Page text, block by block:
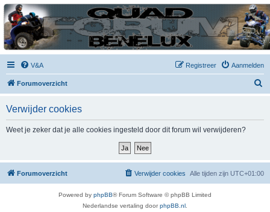
| QFB |
Hét quadforum van de Benelux
V&A Aanmelden
Registreer
Forumoverzicht
Verwijder cookies
Weet je zeker dat je alle cookies ingesteld door dit forum wil verwijderen?
Forumoverzicht Alle tijden zijn UTC+01:00
Verwijder cookies
Powered by phpBB® Forum Software © phpBB Limited
Nederlandse vertaling doorphpBB.nl